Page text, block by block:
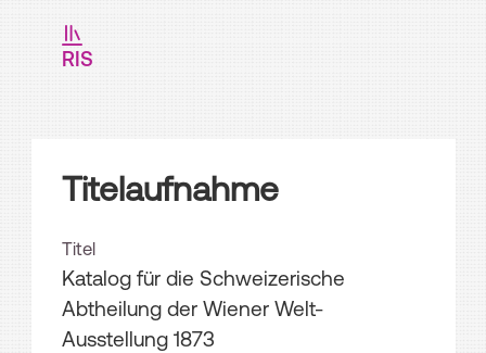
RIS
Titelaufnahme
Titel
Katalog für die Schweizerische
Abtheilung der Wiener Welt-
Ausstellung 1873